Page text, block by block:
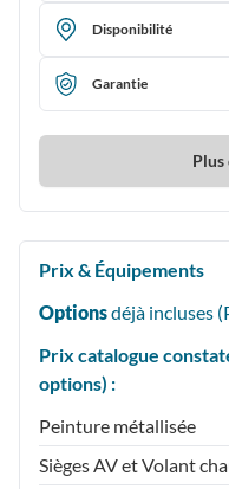
Disponibilité
Garantie
Prix & Équipements
Optionsdéjà incluses
Prix catalogue
options) :
Peinture métallisée
Sièges AV et Volant